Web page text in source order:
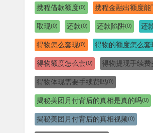
携程借款额度(0) 携程金融出额度能
取现(0) 还款(0) 还款陷阱(0) 还
得物怎么套现(0) 得物的额度怎么套
得物额度怎么套(0) 得物提现手续费
得物体现需要手续费吗(0)
揭秘美团月付背后的真相是真的吗(0)
揭秘美团月付背后的真相视频(0)